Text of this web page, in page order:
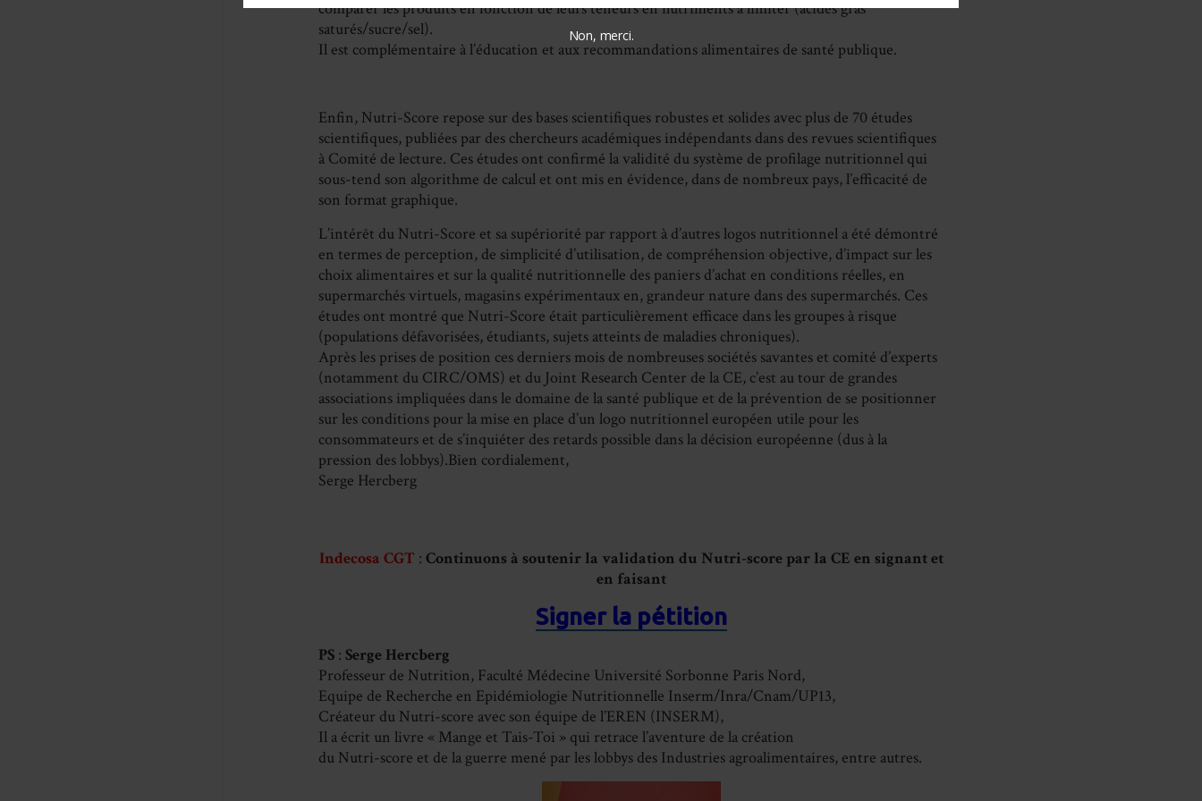
comparer les produits en fonction de leurs teneurs en nutriments à limiter (acides gras
saturés/sucre/sel).
Il est complémentaire à l’éducation et aux recommandations alimentaires de santé publique.
Enfin, Nutri-Score repose sur des bases scientifiques robustes et solides avec plus de 70 études
scientifiques, publiées par des chercheurs académiques indépendants dans des revues scientifiques
à Comité de lecture. Ces études ont confirmé la validité du système de profilage nutritionnel qui
sous-tend son algorithme de calcul et ont mis en évidence, dans de nombreux pays, l’efficacité de
son format graphique.
L’intérêt du Nutri-Score et sa supériorité par rapport à d’autres logos nutritionnel a été démontré
en termes de perception, de simplicité d’utilisation, de compréhension objective, d’impact sur les
choix alimentaires et sur la qualité nutritionnelle des paniers d’achat en conditions réelles, en
supermarchés virtuels, magasins expérimentaux en, grandeur nature dans des supermarchés. Ces
études ont montré que Nutri-Score était particulièrement efficace dans les groupes à risque
(populations défavorisées, étudiants, sujets atteints de maladies chroniques).
Après les prises de position ces derniers mois de nombreuses sociétés savantes et comité d’experts
(notamment du CIRC/OMS) et du Joint Research Center de la CE, c’est au tour de grandes
associations impliquées dans le domaine de la santé publique et de la prévention de se positionner
sur les conditions pour la mise en place d’un logo nutritionnel européen utile pour les
consommateurs et de s’inquiéter des retards possible dans la décision européenne (dus à la
pression des lobbys).Bien cordialement,
Serge Hercberg
Indecosa CGT : Continuons à soutenir la validation du Nutri-score par la CE en signant et
en faisant
Signer la pétition
PS :Serge Hercberg
Professeur de Nutrition, Faculté Médecine Université Sorbonne Paris Nord,
Equipe de Recherche en Epidémiologie Nutritionnelle Inserm/Inra/Cnam/UP13,
Créateur du Nutri-score avec son équipe de l’EREN (INSERM),
Il a écrit un livre « Mange et Tais-Toi » qui retrace l’aventure de la création
du Nutri-score et de la guerre mené par les lobbys des Industries agroalimentaires, entre autres.
Non, merci.